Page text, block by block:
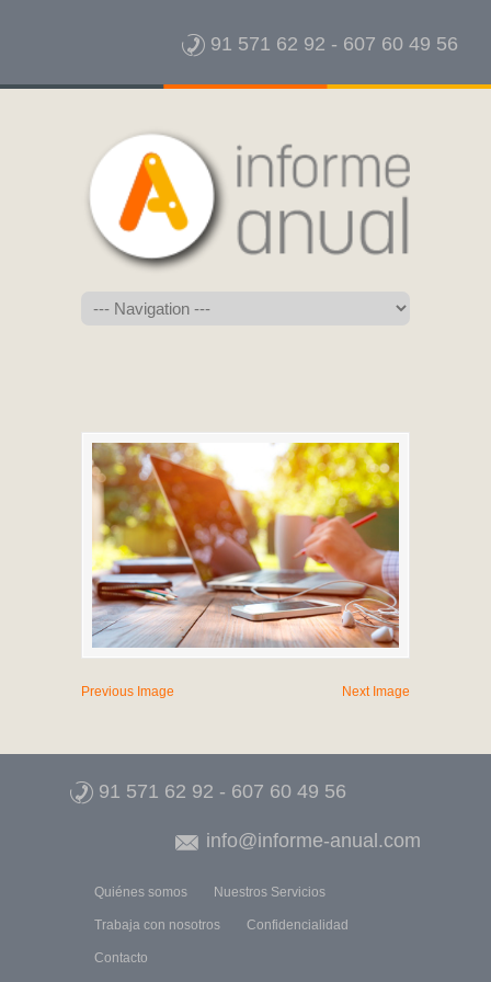
91 571 62 92 - 607 60 49 56
Previous Image Next Image
91 571 62 92 - 607 60 49 56
info@informe-anual.com
Quiénes somos Nuestros Servicios
Trabaja con nosotros Confidencialidad
Contacto